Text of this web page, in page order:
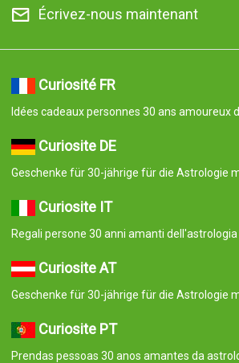
Écrivez-nous maintenant
Curiosité FR
Idées cadeaux personnes 30 ans amoureux
Curiosite DE
Geschenke für 30-jährige für die Astrologie
Curiosite IT
Regali persone 30 anni amanti dell'astrologia
Curiosite AT
Geschenke für 30-jährige für die Astrologie
Curiosite PT
Prendas pessoas 30 anos amantes da